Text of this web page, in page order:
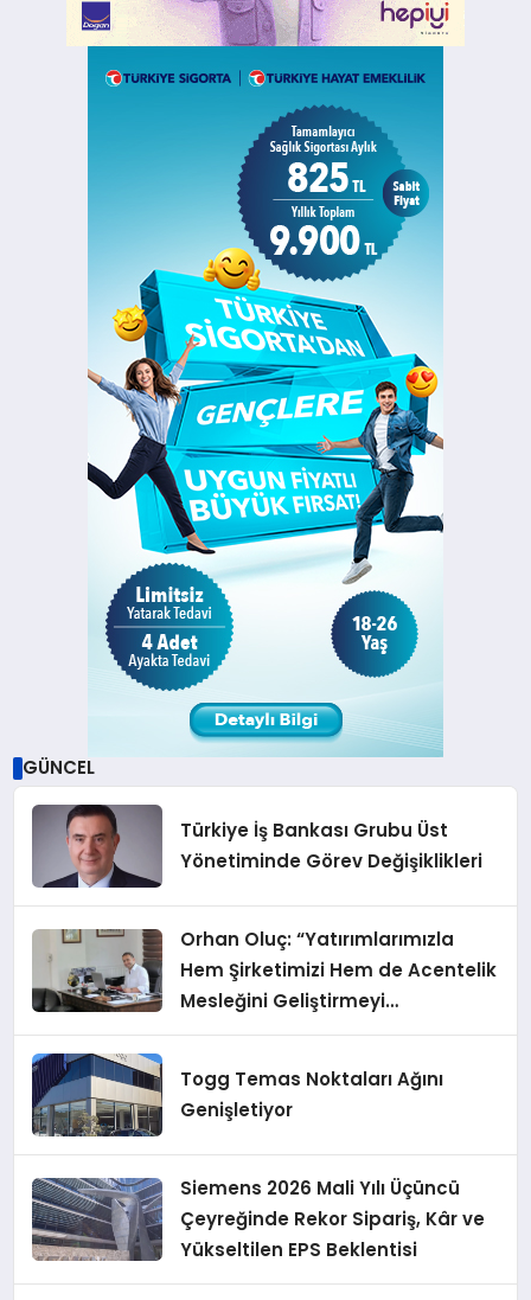
GÜNCEL
Türkiye İş Bankası Grubu Üst
Yönetiminde Görev Değişiklikleri
Orhan Oluç: “Yatırımlarımızla
Hem Şirketimizi Hem de Acentelik
Mesleğini Geliştirmeyi
Hedefliyoruz”
Togg Temas Noktaları Ağını
Genişletiyor
Siemens 2026 Mali Yılı Üçüncü
Çeyreğinde Rekor Sipariş, Kâr ve
Yükseltilen EPS Beklentisi